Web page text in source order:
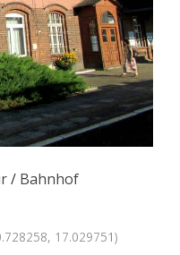
/ Bahnhof
17.029751)